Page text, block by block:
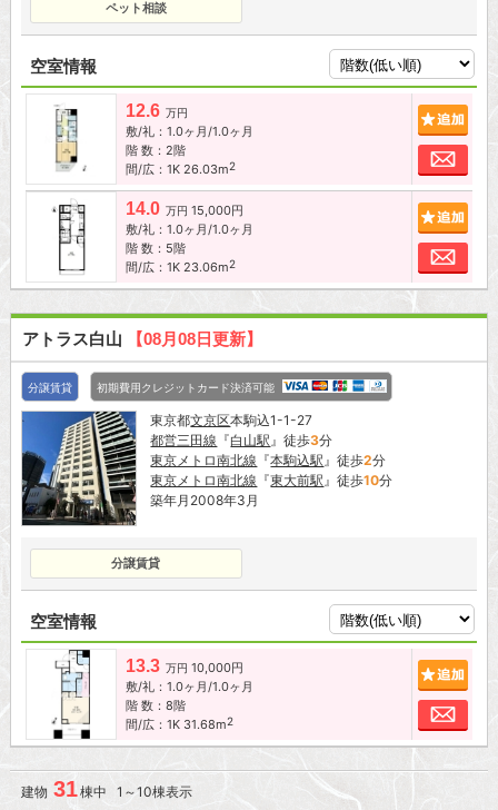
ペット相談
空室情報
12.6 万円
敷/礼：1.0ヶ月/1.0ヶ月
階 数：2階
間/広：1K 26.03m2
お
14.0 万円 15,000円
敷/礼：1.0ヶ月/1.0ヶ月
階 数：5階
間/広：1K 23.06m2
お
アトラス白山 【08月08日更新】
分譲賃貸 初期費用クレジットカード決済可能
東京都文京区本駒込1-1-27
都営三田線 『白山駅 』徒歩3分
東京メトロ南北線 『本駒込駅 』徒歩2分
東京メトロ南北線 『東大前駅 』徒歩10分
築年月2008年3月
分譲賃貸
空室情報
13.3 万円 10,000円
敷/礼：1.0ヶ月/1.0ヶ月
階 数：8階
間/広：1K 31.68m2
お
建物 31棟中 1～10棟表示